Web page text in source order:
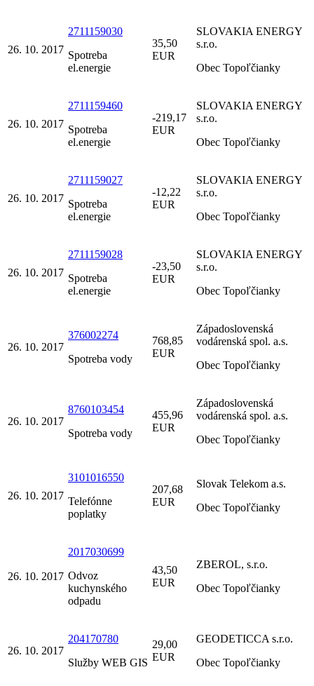
26. 10. 2017
2711159030
Spotreba
el.energie
35,50
EUR
SLOVAKIA ENERGY
s.r.o.
Obec Topoľčianky
26. 10. 2017
2711159460
Spotreba
el.energie
-219,17
EUR
SLOVAKIA ENERGY
s.r.o.
Obec Topoľčianky
26. 10. 2017
2711159027
Spotreba
el.energie
-12,22
EUR
SLOVAKIA ENERGY
s.r.o.
Obec Topoľčianky
26. 10. 2017
2711159028
Spotreba
el.energie
-23,50
EUR
SLOVAKIA ENERGY
s.r.o.
Obec Topoľčianky
26. 10. 2017
376002274
Spotreba vody
768,85
EUR
Západoslovenská
vodárenská spol. a.s.
Obec Topoľčianky
26. 10. 2017
8760103454
Spotreba vody
455,96
EUR
Západoslovenská
vodárenská spol. a.s.
Obec Topoľčianky
26. 10. 2017
3101016550
Telefónne
poplatky
207,68
EUR
Slovak Telekom a.s.
Obec Topoľčianky
26. 10. 2017
2017030699
Odvoz
kuchynského
odpadu
43,50
EUR
ZBEROL, s.r.o.
Obec Topoľčianky
26. 10. 2017
204170780
Služby WEB GIS
29,00
EUR
GEODETICCA s.r.o.
Obec Topoľčianky